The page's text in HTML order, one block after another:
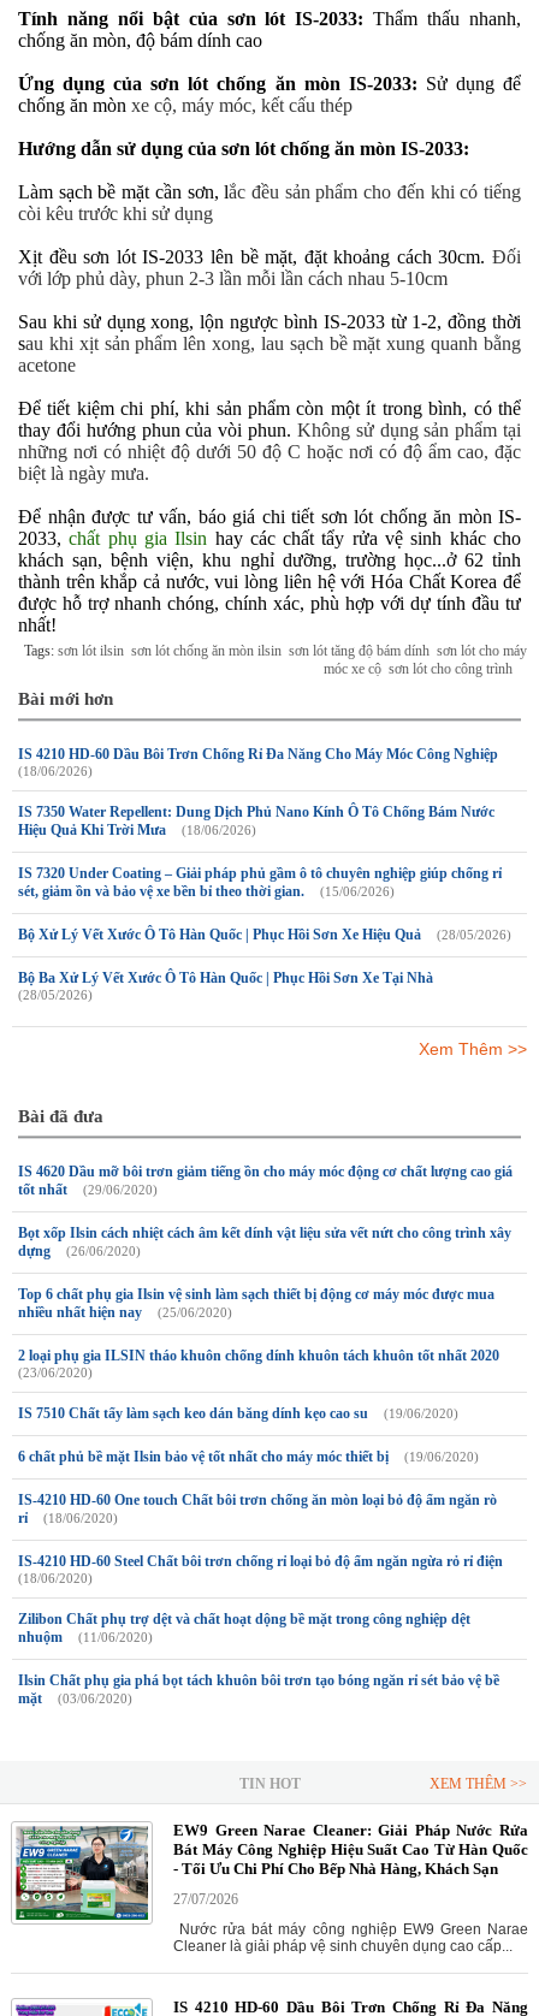
Tính năng nổi bật của sơn lót IS-2033: Thẩm thấu nhanh,
chống ăn mòn, độ bám dính cao
Ứng dụng của sơn lót chống ăn mòn IS-2033: Sử dụng để
chống ăn mòn xe cộ, máy móc, kết cấu thép
Hướng dẫn sử dụng của sơn lót chống ăn mòn IS-2033:
Làm sạch bề mặt cần sơn, lắc đều sản phẩm cho đến khi có tiếng
còi kêu trước khi sử dụng
Xịt đều sơn lót IS-2033 lên bề mặt, đặt khoảng cách 30cm. Đối
với lớp phủ dày, phun 2-3 lần mỗi lần cách nhau 5-10cm
Sau khi sử dụng xong, lộn ngược bình IS-2033 từ 1-2, đồng thời
sau khi xịt sản phẩm lên xong, lau sạch bề mặt xung quanh bằng
acetone
Để tiết kiệm chi phí, khi sản phẩm còn một ít trong bình, có thể
thay đổi hướng phun của vòi phun. Không sử dụng sản phẩm tại
những nơi có nhiệt độ dưới 50 độ C hoặc nơi có độ ẩm cao, đặc
biệt là ngày mưa.
Để nhận được tư vấn, báo giá chi tiết sơn lót chống ăn mòn IS-
2033,chất phụ gia Ilsin hay các chất tẩy rửa vệ sinh khác cho
khách sạn, bệnh viện, khu nghỉ dưỡng, trường học...ở 62 tỉnh
thành trên khắp cả nước, vui lòng liên hệ với Hóa Chất Korea để
được hỗ trợ nhanh chóng, chính xác, phù hợp với dự tính đầu tư
nhất!
Tags: sơn lót ilsin sơn lót chống ăn mòn ilsin sơn lót tăng độ bám dính sơn lót cho máy
móc xe cộ sơn lót cho công trình
Bài mới hơn
IS 4210 HD-60 Dầu Bôi Trơn Chống Rỉ Đa Năng Cho Máy Móc Công Nghiệp
(18/06/2026)
IS 7350 Water Repellent: Dung Dịch Phủ Nano Kính Ô Tô Chống Bám Nước
Hiệu Quả Khi Trời Mưa
(18/06/2026)
IS 7320 Under Coating – Giải pháp phủ gầm ô tô chuyên nghiệp giúp chống rỉ
sét, giảm ồn và bảo vệ xe bền bỉ theo thời gian.
(15/06/2026)
Bộ Xử Lý Vết Xước Ô Tô Hàn Quốc | Phục Hồi Sơn Xe Hiệu Quả (28/05/2026)
Bộ Ba Xử Lý Vết Xước Ô Tô Hàn Quốc | Phục Hồi Sơn Xe Tại Nhà
(28/05/2026)
Xem Thêm >>
Bài đã đưa
IS 4620 Dầu mỡ bôi trơn giảm tiếng ồn cho máy móc động cơ chất lượng cao giá
tốt nhất
(29/06/2020)
Bọt xốp Ilsin cách nhiệt cách âm kết dính vật liệu sửa vết nứt cho công trình xây
dựng
(26/06/2020)
Top 6 chất phụ gia Ilsin vệ sinh làm sạch thiết bị động cơ máy móc được mua
nhiều nhất hiện nay
(25/06/2020)
2 loại phụ gia ILSIN tháo khuôn chống dính khuôn tách khuôn tốt nhất 2020
(23/06/2020)
IS 7510 Chất tẩy làm sạch keo dán băng dính kẹo cao su (19/06/2020)
6 chất phủ bề mặt Ilsin bảo vệ tốt nhất cho máy móc thiết bị (19/06/2020)
IS-4210 HD-60 One touch Chất bôi trơn chống ăn mòn loại bỏ độ ẩm ngăn rò
rỉ
(18/06/2020)
IS-4210 HD-60 Steel Chất bôi trơn chống rỉ loại bỏ độ ẩm ngăn ngừa rỏ rỉ điện
(18/06/2020)
Zilibon Chất phụ trợ dệt và chất hoạt dộng bề mặt trong công nghiệp dệt
nhuộm
(11/06/2020)
Ilsin Chất phụ gia phá bọt tách khuôn bôi trơn tạo bóng ngăn rỉ sét bảo vệ bề
mặt
(03/06/2020)
TIN HOT XEM THÊM >>
EW9 Green Narae Cleaner: Giải Pháp Nước Rửa
Bát Máy Công Nghiệp Hiệu Suất Cao Từ Hàn Quốc
- Tối Ưu Chi Phí Cho Bếp Nhà Hàng, Khách Sạn
27/07/2026
Nước rửa bát máy công nghiệp EW9 Green Narae
Cleaner là giải pháp vệ sinh chuyên dụng cao cấp...
IS 4210 HD-60 Dầu Bôi Trơn Chống Rỉ Đa Năng